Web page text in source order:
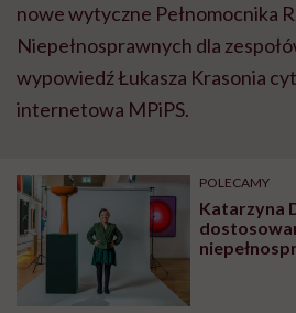
nowe wytyczne Pełnomocnika
Niepełnosprawnych dla
wypowiedź Łukasza Krasonia
internetowa MPiPS.
POLECAMY
Katarzyna